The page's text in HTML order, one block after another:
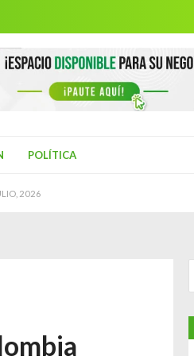
POLÍTICA
2026
JULIO, 2026
2026